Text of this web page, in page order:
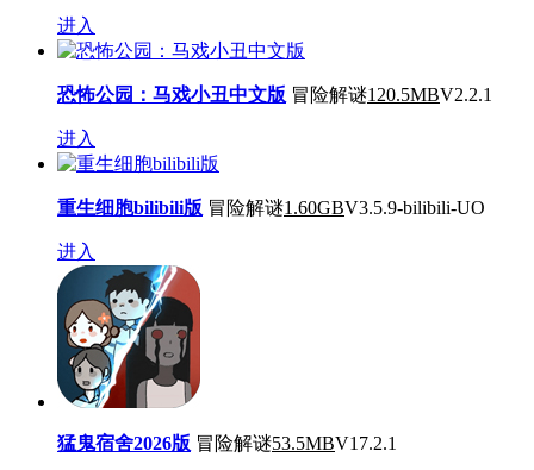
进入
恐怖公园：马戏小丑中文版 冒险解谜120.5MBV2.2.1
进入
重生细胞bilibili版 冒险解谜1.60GBV3.5.9-bilibili-UO
进入
猛鬼宿舍2026版 冒险解谜53.5MBV17.2.1